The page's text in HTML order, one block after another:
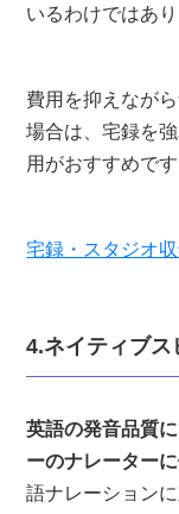
いるわけではあり
費用を抑えなが
場合は、宅録を
用がおすすめです
宅録・スタジオ
4.ネイティブ
英語の発音品質
ーのナレーター
語ナレーション